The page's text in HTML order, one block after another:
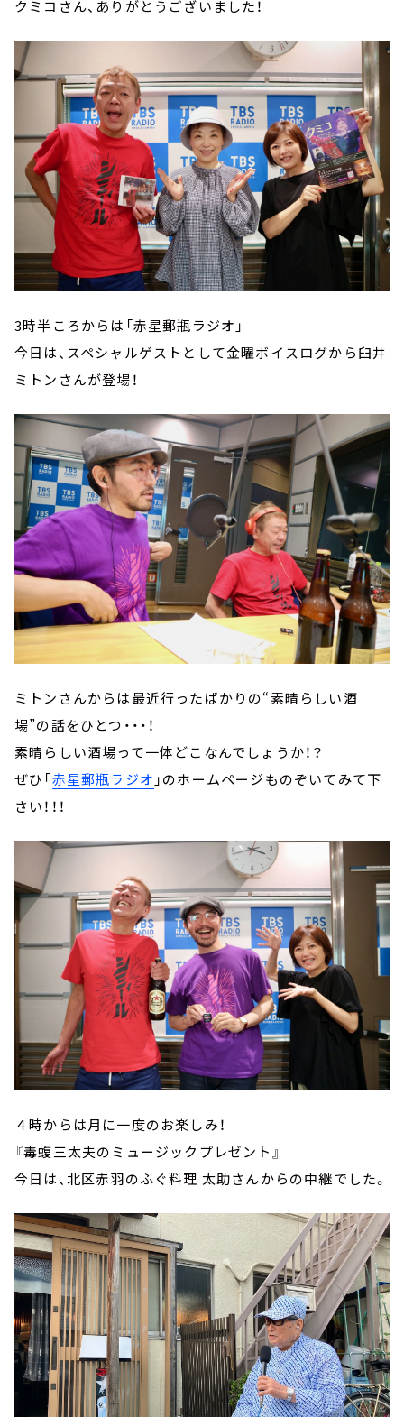
クミコさん、ありがとうございました！
3時半ころからは「赤星郵瓶ラジオ」
今日は、スペシャルゲストとして金曜ボイスログから臼井
ミトンさんが登場！
ミトンさんからは最近行ったばかりの“素晴らしい酒
場”の話をひとつ・・・！
素晴らしい酒場って一体どこなんでしょうか！？
ぜひ「赤星郵瓶ラジオ 」のホームページものぞいてみて下
さい！！！
４時からは月に一度のお楽しみ！
『毒蝮三太夫のミュージックプレゼント』
今日は、北区赤羽のふぐ料理 太助さんからの中継でした。